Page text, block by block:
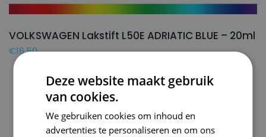
VOLKSWAGEN Lakstift L50E ADRIATIC BLUE – 20ml
€16,50
Deze website maakt gebruik
van cookies.
We gebruiken cookies om inhoud en
advertenties te personaliseren en om ons